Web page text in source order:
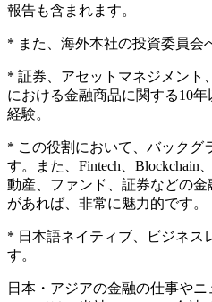
報告も含まれます。
* また、海外本社の投資委員会
* 証券、アセットマネジメント
における金融商品に関する10
経験。
* この役割において、バックグ
す。また、Fintech、Blockchain
動産、ファンド、証券などの
があれば、非常に魅力的です。
* 日本語ネイティブ、ビジネス
す。
日本・アジアの金融の仕事や